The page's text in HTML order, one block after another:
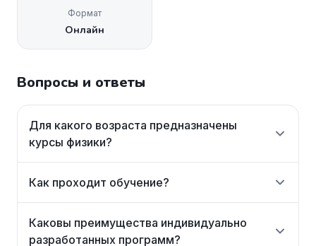
Формат
Онлайн
Вопросы и ответы
Для какого возраста предназначены
курсы физики?
Как проходит обучение?
Каковы преимущества индивидуально
разработанных программ?